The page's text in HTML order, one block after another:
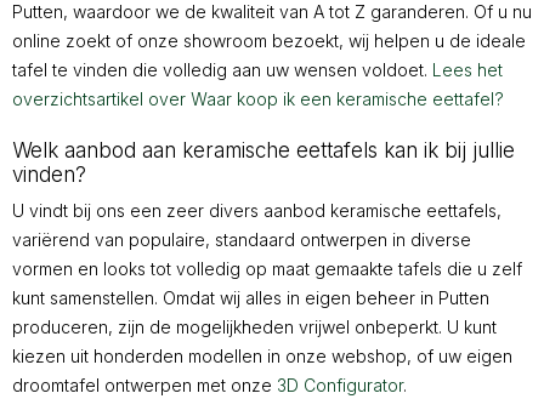
Putten, waardoor we de kwaliteit van A tot Z garanderen. Of u nu
online zoekt of onze showroom bezoekt, wij helpen u de ideale
tafel te vinden die volledig aan uw wensen voldoet. Lees het
overzichtsartikel over Waar koop ik een keramische eettafel?
Welk aanbod aan keramische eettafels kan ik bij jullie
vinden?
U vindt bij ons een zeer divers aanbod keramische eettafels,
variërend van populaire, standaard ontwerpen in diverse
vormen en looks tot volledig op maat gemaakte tafels die u zelf
kunt samenstellen. Omdat wij alles in eigen beheer in Putten
produceren, zijn de mogelijkheden vrijwel onbeperkt. U kunt
kiezen uit honderden modellen in onze webshop, of uw eigen
droomtafel ontwerpen met onze 3D Configurator.